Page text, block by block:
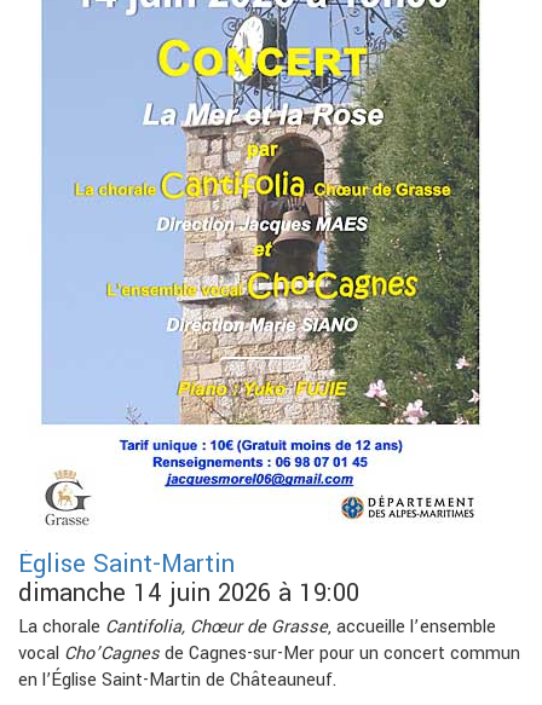
Église Saint-Martin
dimanche 14 juin 2026 à 19:00
La chorale Cantifolia, Chœur de Grasse, accueille l’ensemble
vocal Cho’Cagnesde Cagnes-sur-Mer pour un concert commun
en l’Église Saint-Martin de Châteauneuf.